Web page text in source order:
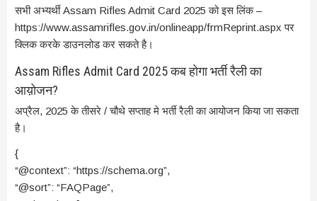
सभी अभ्यर्थी Assam Rifles Admit Card 2025 को इस लिंक –
https://www.assamrifles.gov.in/onlineapp/frmReprint.aspx पर
क्लिक करके डाउनलोड कर सकते है।
Assam Rifles Admit Card 2025 कब होगा भर्ती रैली का
आय़ोजन?
अप्रैल, 2025 के तीसरे / चौथे सप्ताह मे भर्ती रैली का आयोजन किया जा सकता
है।
{
“@context”: “https://schema.org”,
“@sort”: “FAQPage”,